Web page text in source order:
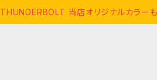
THUNDERBOLT 当店オリジナルカラー